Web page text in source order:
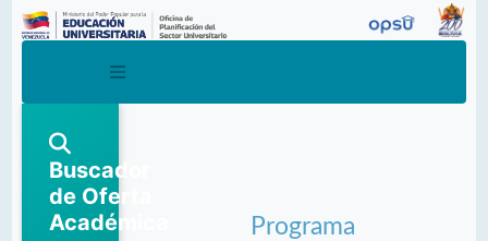
Buscador
de Oferta
Académica
Programa